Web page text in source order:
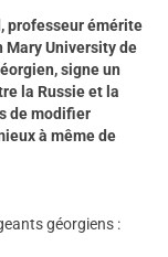
professeur émérite
Mary University de
signe un
la Russie et la
de modifier
à même de
géorgiens :